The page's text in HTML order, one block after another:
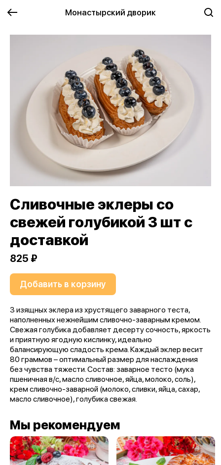
Монастырский дворик
Сливочные эклеры со
свежей голубикой 3 шт с
доставкой
825 ₽
Добавить в корзину
3 изящных эклера из хрустящего заварного теста,
наполненных нежнейшим сливочно-заварным кремом.
Свежая голубика добавляет десерту сочность, яркость
и приятную ягодную кислинку, идеально
балансирующую сладость крема. Каждый эклер весит
80 граммов – оптимальный размер для наслаждения
без чувства тяжести. Состав: заварное тесто (мука
пшеничная в/с, масло сливочное, яйца, молоко, соль),
крем сливочно-заварной (молоко, сливки, яйца, сахар,
масло сливочное), голубика свежая.
Мы рекомендуем